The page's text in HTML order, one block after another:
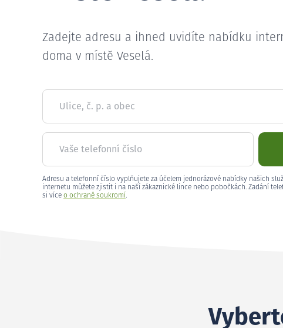
Zadejte adresu a ihned uvidíte nabídku
doma v místě Veselá.
Ulice, č. p. a obec
Vaše telefonní číslo
Adresu a telefonní číslo vyplňujete za účelem jednorázové nabídky našich
internetu můžete zjistit i na naší zákaznické lince nebo pobočkách. Zadání
si více o ochraně soukromí.